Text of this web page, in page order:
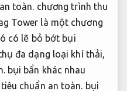
toàn. chương trình thu
Tower là một chương
có lẽ bỏ bớt bụi
đa dạng loại khí thải,
bụi bẩn khác nhau
chuẩn an toàn.
bụi